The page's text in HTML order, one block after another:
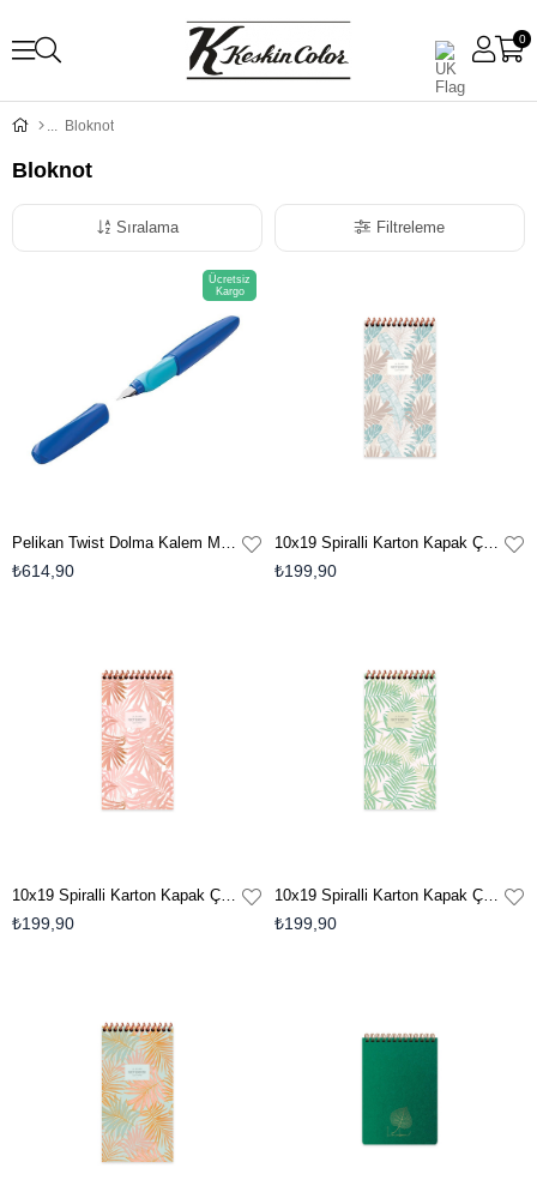
0
Bloknot
Bloknot
Filtreleme
Sıralama
Pelikan Twist Dolma Kalem Mavi
₺614,90
Ücretsiz
Kargo
10x19 Spiralli Karton Kapak Çizgili La Plume Leaves Bloknot - Mavi
₺199,90
10x19 Spiralli Karton Kapak Çizgili La Plume Leaves Bloknot - Kahve
₺199,90
10x19 Spiralli Karton Kapak Çizgili La Plume Leaves Bloknot - Yeşil
₺199,90